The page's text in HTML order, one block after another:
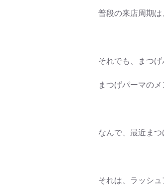
普段の来店周期は
それでも、まつ
まつげパーマの
なんで、最近ま
それは、ラッシ